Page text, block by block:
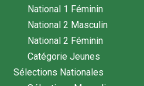
National 1 Féminin
National 2 Masculin
National 2 Féminin
Catégorie Jeunes
Sélections Nationales